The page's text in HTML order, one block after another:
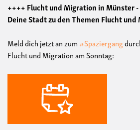
++++ Flucht und Migration in Münster
Deine Stadt zu den Themen Flucht
Meld dich jetzt an zum#Spaziergang
Flucht und Migration am Sonntag: